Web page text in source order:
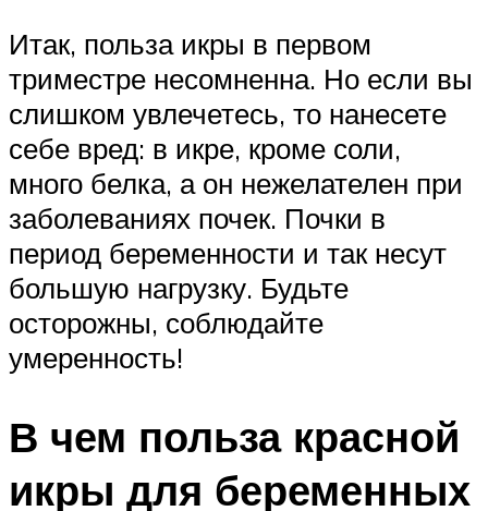
Итак, польза икры в первом
триместре несомненна. Но если вы
слишком увлечетесь, то нанесете
себе вред: в икре, кроме соли,
много белка, а он нежелателен при
заболеваниях почек. Почки в
период беременности и так несут
большую нагрузку. Будьте
осторожны, соблюдайте
умеренность!
В чем польза красной
икры для беременных